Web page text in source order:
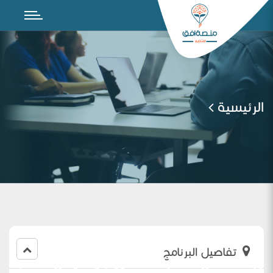
الرئيسية
ورشة عمل: مهارات التقويم والقياس لدعم
تفاصيل البرنامج